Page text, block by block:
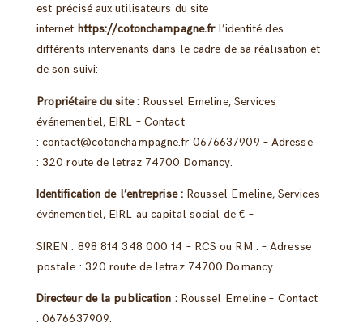
est précisé aux utilisateurs du site
internet https://cotonchampagne.frl’identité des
différents intervenants dans le cadre de sa réalisation et
de son suivi:
Propriétaire du site : Roussel Emeline, Services
événementiel, EIRL – Contact
: contact@cotonchampagne.fr 0676637909 – Adresse
: 320 route de letraz 74700 Domancy.
Identification de l’entreprise : Roussel Emeline, Services
événementiel, EIRL au capital social de € –
SIREN : 898 814 348 000 14 – RCS ou RM : – Adresse
postale : 320 route de letraz 74700 Domancy
Directeur de la publication : Roussel Emeline – Contact
: 0676637909.